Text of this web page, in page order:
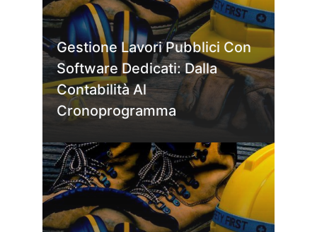
Gestione Lavori Pubblici Con
Software Dedicati: Dalla
Contabilità Al
Cronoprogramma